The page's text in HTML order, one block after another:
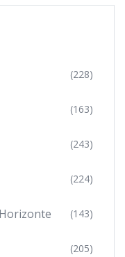
(228)
(163)
(243)
(224)
(143)
(205)